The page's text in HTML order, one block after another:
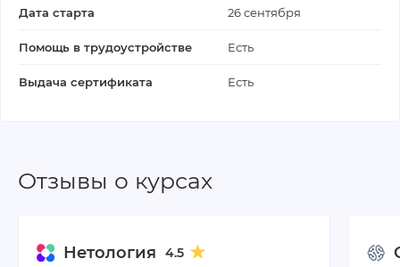
Дата старта 26 сентября
Помощь в трудоустройстве Есть
Выдача сертификата Есть
Отзывы о курсах
Нетология
4.5